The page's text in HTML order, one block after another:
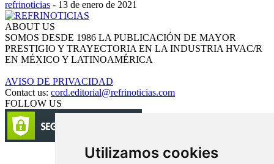
Utilizamos cookies
refrinoticias - 13 de enero de 2021
ABOUT US
SOMOS DESDE 1986 LA PUBLICACIÓN DE MAYOR
PRESTIGIO Y TRAYECTORIA EN LA INDUSTRIA HVAC/R
EN MÉXICO Y LATINOAMÉRICA
AVISO DE PRIVACIDAD
Contact us: cord.editorial@refrinoticias.com
FOLLOW US
Circulación certificada